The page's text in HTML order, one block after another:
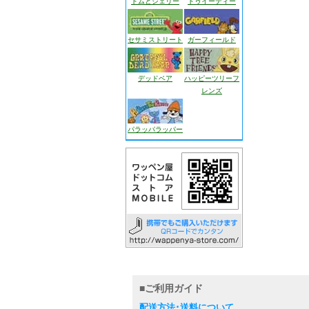
セサミストリート ガーフィールド
デッドベア
ハッピーツリーフ
レンズ
パラッパラッパー
■ご利用ガイド